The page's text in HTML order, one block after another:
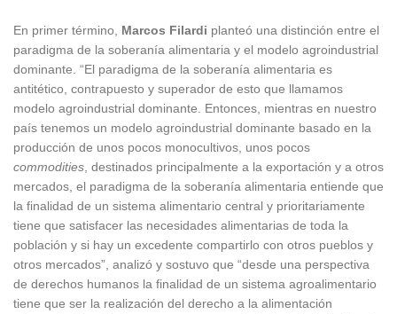
En primer término, Marcos Filardi planteó una distinción entre el
paradigma de la soberanía alimentaria y el modelo agroindustrial
dominante. “El paradigma de la soberanía alimentaria es
antitético, contrapuesto y superador de esto que llamamos
modelo agroindustrial dominante. Entonces, mientras en nuestro
país tenemos un modelo agroindustrial dominante basado en la
producción de unos pocos monocultivos, unos pocos
commodities , destinados principalmente a la exportación y a otros
mercados, el paradigma de la soberanía alimentaria entiende que
la finalidad de un sistema alimentario central y prioritariamente
tiene que satisfacer las necesidades alimentarias de toda la
población y si hay un excedente compartirlo con otros pueblos y
otros mercados”, analizó y sostuvo que “desde una perspectiva
de derechos humanos la finalidad de un sistema agroalimentario
tiene que ser la realización del derecho a la alimentación